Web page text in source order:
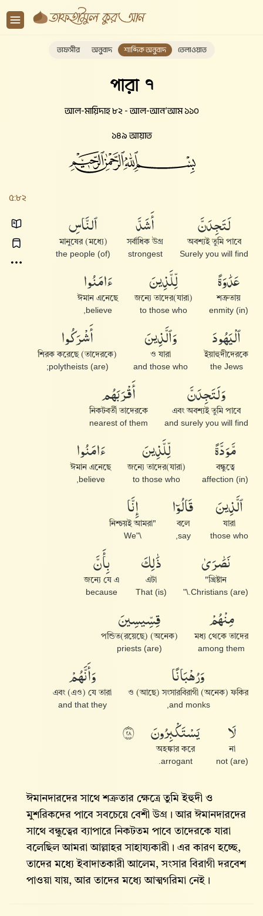
তাফসীর অনুবাদ শাব্দিক অনুবাদ তেলাওয়াত
পারা ৭
আল-মায়িদাহ ৮২ - আল-আন‘আম ১১০
১৪৯ আয়াত
৫:৮২
لَتَجِدَنَّ
অবশ্যই তুমি পাবে
Surely you will find
أَشَدَّ
সর্বাধিক উগ্র
strongest
ٱلنَّاسِ
মানুষের (মধ্যে)
(of) the people
عَدَٰوَةً
শত্রুতায়
(in) enmity
لِّلَّذِينَ
জন্যে তাদের(যারা)
to those who
ءَامَنُوا۟
ঈমান এনেছে
believe,
ٱلْيَهُودَ
ইয়াহুদীদেরকে
the Jews
وَٱلَّذِينَ
ও যারা
and those who
أَشْرَكُوا۟
শিরক করেছে (তাদেরকে)
(are) polytheists;
وَلَتَجِدَنَّ
এবং অবশ্যই তুমি পাবে
and surely you will find
أَقْرَبَهُم
নিকটবর্তী তাদেরকে
nearest of them
مَّوَدَّةً
বন্ধুত্বে
(in) affection
لِّلَّذِينَ
জন্যে তাদের(যারা)
to those who
ءَامَنُوا۟
ঈমান এনেছে
believe,
ٱلَّذِينَ
যারা
those who
قَالُوٓا۟
বলে
say,
إِنَّا
"নিশ্চয়ই আমরা
\"We
نَصَٰرَىٰ
খ্রিষ্টান"
(are) Christians.\"
ذَٰلِكَ
এটা
That (is)
بِأَنَّ
জন্যে যে এ
because
مِنْهُمْ
মধ্য থেকে তাদের
among them
قِسِّيسِينَ
(অনেক) পন্ডিত(রয়েছে)
(are) priests
وَرُهْبَانًا
ও (আছে) সংসারবিরাগী (অনেক) ফকির
and monks,
وَأَنَّهُمْ
এবং (এও) যে তারা
and that they
لَا
না
(are) not
يَسْتَكْبِرُونَ
অহঙ্কার করে
arrogant.
٨٢
ঈমানদারদের সাথে শত্রুতার ক্ষেত্রে তুমি ইহুদী ও
মুশরিকদের পাবে সবচেয়ে বেশী উগ্র। আর ঈমানদারদের
সাথে বন্ধুত্বের ব্যাপারে নিকটতম পাবে তাদেরকে যারা
বলেছিল আমরা আল্লাহর সাহায্যকারী। এর কারণ হচ্ছে,
তাদের মধ্যে ইবাদাতকারী আলেম, সংসার বিরাগী দরবেশ
পাওয়া যায়, আর তাদের মধ্যে আত্মগরিমা নেই।